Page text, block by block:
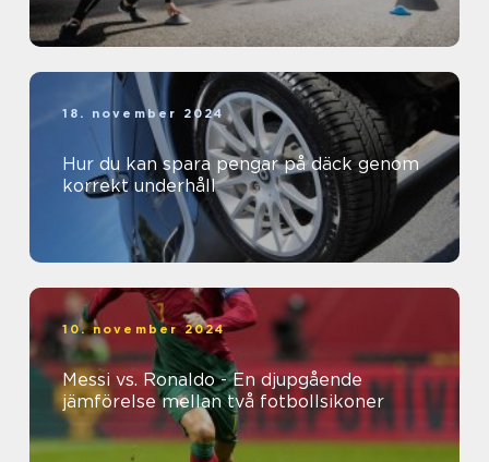
18. november 2024
Hur du kan spara pengar på däck genom
korrekt underhåll
10. november 2024
Messi vs. Ronaldo - En djupgående
jämförelse mellan två fotbollsikoner